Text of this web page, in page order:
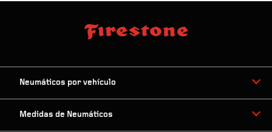
Neumáticos por vehículo
Medidas de Neumáticos